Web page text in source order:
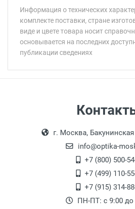
Информация о технических
комплекте поставки, стране
виде и цвете товара носит
основывается на последних
публикации сведениях
Ширина линзы:
Ширина мостика:
Оплата
наличными
выдачи товара.
18:00, по субботам с
офисе по
Переведеновский
второй этаж, тел. +7 (499)
После того, как заказ
выдачи, наш менеджер
клиентом и оповещает
г. Москва, Бакунинская
info@optika-
+7 (800) 500-
+7 (499) 110-
+7 (915) 314-
ПН-ПТ: с 9:00 до